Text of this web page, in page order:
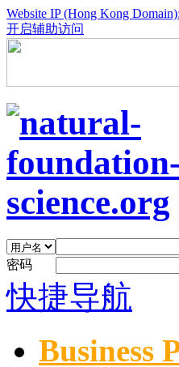
Website IP (Hong Kong
开启辅助访问
密码
快捷导航
Business